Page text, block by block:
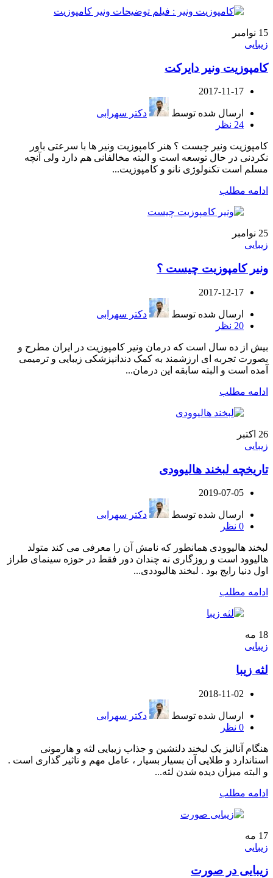
15 نوامبر
زیبایی
کامپوزیت ونیر دایرکت
2017-11-17
ارسال شده توسط
دکتر سهرابی
24 نظر
کامپوزیت ونیر چیست ؟ هنر کامپوزیت ونیر ها با سرعتی باور
نکردنی در حال توسعه است و البته مخالفانی هم دارد ولی آنچه
مسلم است تکنولوژی نانو و کامپوزیت...
ادامه مطلب
25 نوامبر
زیبایی
ونیر کامپوزیت چیست ؟
2017-12-17
ارسال شده توسط
دکتر سهرابی
20 نظر
بیش از ده سال است که درمان ونیر کامپوزیت در ایران مطرح و
بصورت تجربه ای ارزشمند به کمک دندانپزشکی زیبایی و ترمیمی
آمده است و البته سابقه این درمان...
ادامه مطلب
26 اکتبر
زیبایی
تاریخچه لبخند هالیوودی
2019-07-05
ارسال شده توسط
دکتر سهرابی
0 نظر
لبخند هالیوودی همانطور که نامش آن را معرفی می کند متولد
هالیوود است و روزگاری نه چندان دور فقط در حوزه سینمای طراز
اول دنیا رایج بود . لبخند هالیوددی...
ادامه مطلب
18 مه
زیبایی
لثه زیبا
2018-11-02
ارسال شده توسط
دکتر سهرابی
0 نظر
هنگام آنالیز یک لبخند دلنشین و جذاب زیبایی لثه و هارمونی
استاندارد و طلایی آن بسیار بسیار ، عامل مهم و تاثیر گذاری است .
و البته میزان دیده شدن لثه...
ادامه مطلب
17 مه
زیبایی
زیبایی در صورت